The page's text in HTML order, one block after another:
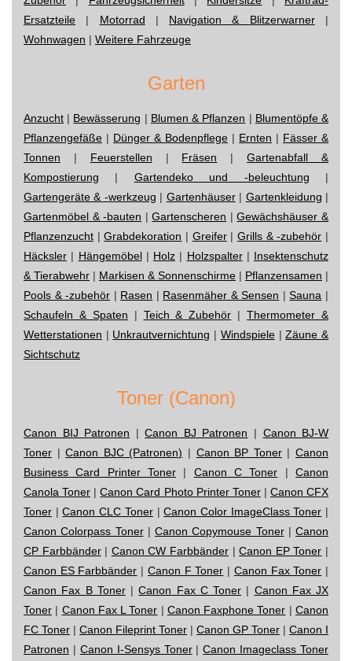
Ersatzteile | Motorrad | Navigation & Blitzerwarner|
Wohnwagen | Weitere Fahrzeuge
Garten
Anzucht | Bewässerung | Blumen & Pflanzen | Blumentöpfe &
Pflanzengefäße | Dünger & Bodenpflege | Ernten | Fässer &
Tonnen | Feuerstellen | Fräsen |Gartenabfall &
Kompostierung | Gartendeko und -beleuchtung |
Gartengeräte & -werkzeug | Gartenhäuser| Gartenkleidung |
Gartenmöbel & -bauten |Gartenscheren |Gewächshäuser &
Pflanzenzucht |Grabdekoration | Greifer|Grills & -zubehör |
Häcksler | Hängemöbel| Holz | Holzspalter| Insektenschutz
& Tierabwehr | Markisen & Sonnenschirme | Pflanzensamen |
Pools & -zubehör | Rasen | Rasenmäher & Sensen |Sauna |
Schaufeln & Spaten | Teich & Zubehör |Thermometer &
Wetterstationen | Unkrautvernichtung | Windspiele|Zäune &
Sichtschutz
Toner (Canon)
Canon BIJ Patronen |Canon BJ Patronen | Canon BJ-W
Toner |Canon BJC (Patronen) | Canon BP Toner|Canon
Business Card Printer Toner | Canon C Toner |Canon
Canola Toner |Canon Card Photo Printer Toner| Canon CFX
Toner |Canon CLC Toner|Canon Color ImageClass Toner |
Canon Colorpass Toner| Canon Copymouse Toner| Canon
CP Farbbänder| Canon CW Farbbänder |Canon EP Toner |
Canon ES Farbbänder | Canon F Toner | Canon Fax Toner |
Canon Fax B Toner|Canon Fax C Toner | Canon Fax JX
Toner | Canon Fax L Toner | Canon Faxphone Toner |Canon
FC Toner | Canon Fileprint Toner | Canon GP Toner | Canon I
Patronen | Canon I-Sensys Toner|Canon Imageclass Toner